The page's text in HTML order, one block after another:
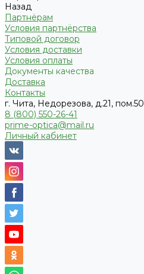
Назад
Партнёрам
Условия партнёрства
Типовой договор
Условия доставки
Условия оплаты
Документы качества
Доставка
Контакты
г. Чита, Недорезова, д.21, пом.50
8 (800) 550-26-41
prime-optica@mail.ru
Личный кабинет